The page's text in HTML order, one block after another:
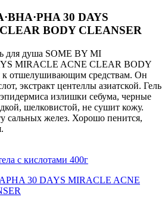
30 DAYS
BODY CLEANSER
для душа SOME BY MI
MIRACLE ACNE CLEAR BODY
к отшелушивающим средствам. Он
экстракт центеллы азиатской. Гель
излишки себума, черные
шелковистой, не сушит кожу.
сальных желез. Хорошо пенится,
с кислотами 400г
30 DAYS MIRACLE ACNE